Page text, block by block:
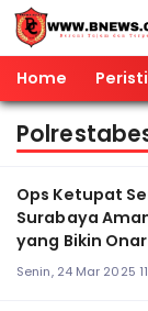
Home
Ops Ketupat
Surabaya
yang Bikin
Senin, 24 Mar 2025